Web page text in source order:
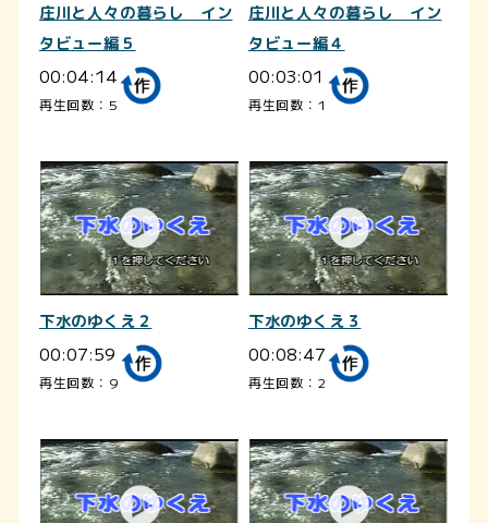
庄川と人々の暮らし イン
タビュー編５
00:04:14
再生回数：5
庄川と人々の暮らし イン
タビュー編４
00:03:01
再生回数：1
下水のゆくえ２
00:07:59
再生回数：9
下水のゆくえ３
00:08:47
再生回数：2